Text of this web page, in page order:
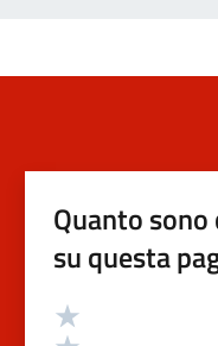
Quanto
su questa
Valutazione